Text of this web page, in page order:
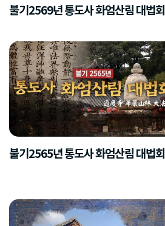
불기2569년 통도사 화엄산림 대법회
불기2565년 통도사 화엄산림 대법회